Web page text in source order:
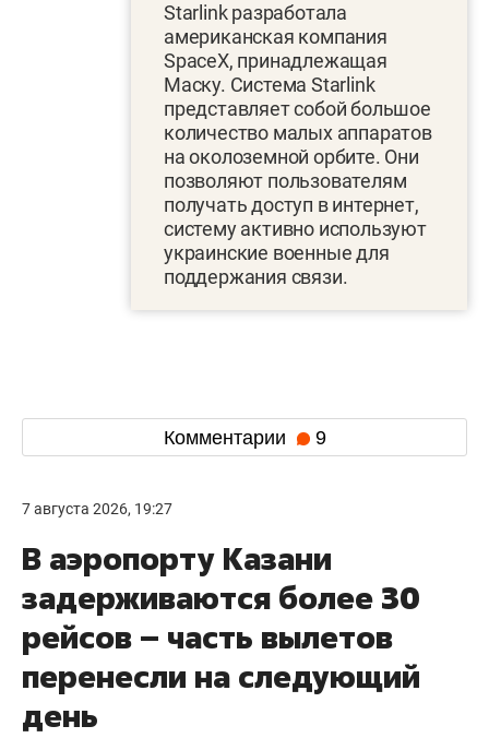
Starlink разработала
американская компания
SpaceX, принадлежащая
Маску. Система Starlink
представляет собой большое
количество малых аппаратов
на околоземной орбите. Они
позволяют пользователям
получать доступ в интернет,
систему активно используют
украинские военные для
поддержания связи.
Комментарии 9
7 августа 2026, 19:27
В аэропорту Казани
задерживаются более 30
рейсов – часть вылетов
перенесли на следующий
день